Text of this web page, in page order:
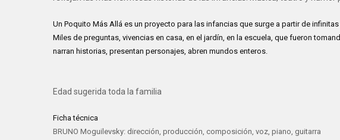
Un Poquito Más Allá es un proyecto para las infancias que surge a partir de
Miles de preguntas, vivencias en casa, en el jardín, en la escuela, que fueron
narran historias, presentan personajes, abren mundos enteros.
Edad sugerida toda la familia
Ficha técnica
BRUNO Moguilevsky: dirección, producción, composición, voz, piano, guitarra